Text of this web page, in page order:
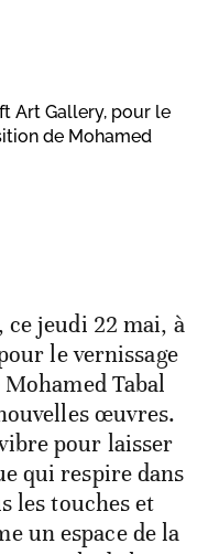
Art Gallery, pour le
de Mohamed
ce jeudi 22 mai, à
le vernissage
Tabal
œuvres.
pour laisser
qui respire dans
les touches et
un espace de la